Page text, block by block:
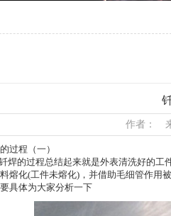
作者：
过程（一）
的过程总结起来就是外表清洗好的工
熔化(工件未熔化)，并借助毛细管作用
具体为大家分析一下